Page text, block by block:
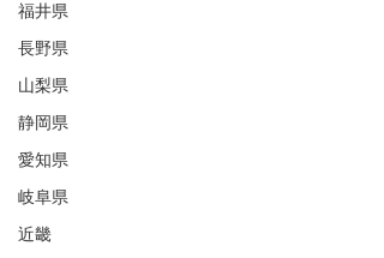
福井県
長野県
山梨県
静岡県
愛知県
岐阜県
近畿